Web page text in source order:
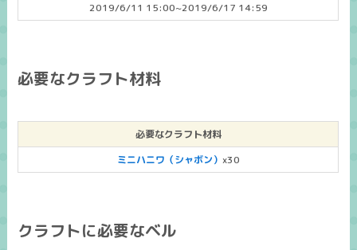
2019/6/11 15:00~2019/6/17 14:59
必要なクラフト材料
必要なクラフト材料
ミニハニワ（シャボン） x30
クラフトに必要なベル